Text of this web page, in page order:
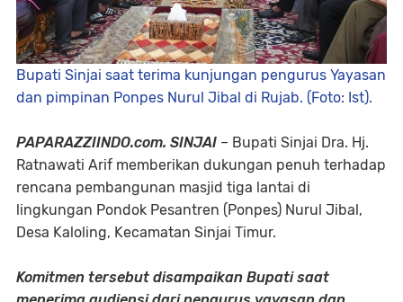
Bupati Sinjai saat terima kunjungan pengurus Yayasan
dan pimpinan Ponpes Nurul Jibal di Rujab. (Foto: Ist).
PAPARAZZIINDO.com. ​SINJAI – Bupati Sinjai Dra. Hj.
Ratnawati Arif memberikan dukungan penuh terhadap
rencana pembangunan masjid tiga lantai di
lingkungan Pondok Pesantren (Ponpes) Nurul Jibal,
Desa Kaloling, Kecamatan Sinjai Timur.
Komitmen tersebut disampaikan Bupati saat